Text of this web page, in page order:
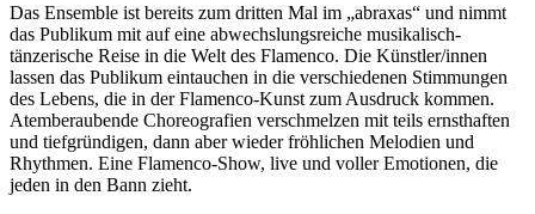
Das Ensemble ist bereits zum dritten Mal im „abraxas“ und nimmt
das Publikum mit auf eine abwechslungsreiche musikalisch-
tänzerische Reise in die Welt des Flamenco. Die Künstler/innen
lassen das Publikum eintauchen in die verschiedenen Stimmungen
des Lebens, die in der Flamenco-Kunst zum Ausdruck kommen.
Atemberaubende Choreografien verschmelzen mit teils ernsthaften
und tiefgründigen, dann aber wieder fröhlichen Melodien und
Rhythmen. Eine Flamenco-Show, live und voller Emotionen, die
jeden in den Bann zieht.